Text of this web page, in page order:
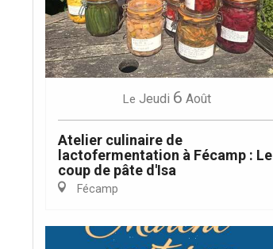
Forges-les-Eaux
Neufchâtel-en-Bray
Le Jeudi 6 Août
Atelier culinaire de
lactofermentation à Fécamp : Le
coup de pâte d'Isa
Fécamp